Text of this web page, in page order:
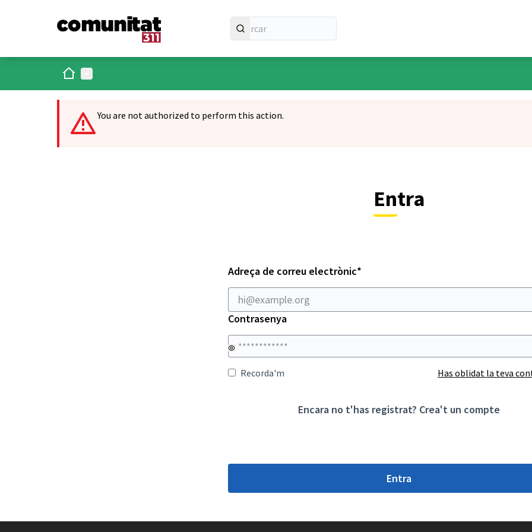
Inici Menú principal
You are not authorized to perform this action.
Entra
Adreça de correu electrònic*
Contrasenya
Recorda'm Has oblidat la teva
Encara no t'has registrat? Crea't un compte
Entra